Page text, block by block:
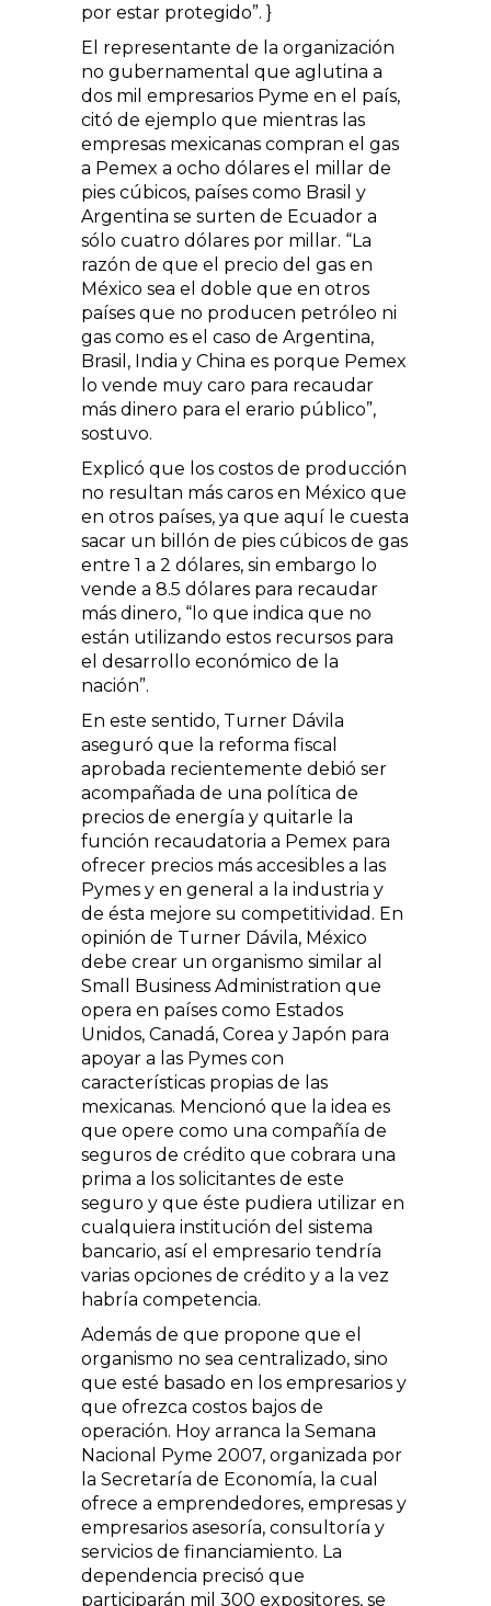
por estar protegido”. }
El representante de la organización
no gubernamental que aglutina a
dos mil empresarios Pyme en el país,
citó de ejemplo que mientras las
empresas mexicanas compran el gas
a Pemex a ocho dólares el millar de
pies cúbicos, países como Brasil y
Argentina se surten de Ecuador a
sólo cuatro dólares por millar. “La
razón de que el precio del gas en
México sea el doble que en otros
países que no producen petróleo ni
gas como es el caso de Argentina,
Brasil, India y China es porque Pemex
lo vende muy caro para recaudar
más dinero para el erario público”,
sostuvo.
Explicó que los costos de producción
no resultan más caros en México que
en otros países, ya que aquí le cuesta
sacar un billón de pies cúbicos de gas
entre 1 a 2 dólares, sin embargo lo
vende a 8.5 dólares para recaudar
más dinero, “lo que indica que no
están utilizando estos recursos para
el desarrollo económico de la
nación”.
En este sentido, Turner Dávila
aseguró que la reforma fiscal
aprobada recientemente debió ser
acompañada de una política de
precios de energía y quitarle la
función recaudatoria a Pemex para
ofrecer precios más accesibles a las
Pymes y en general a la industria y
de ésta mejore su competitividad. En
opinión de Turner Dávila, México
debe crear un organismo similar al
Small Business Administration que
opera en países como Estados
Unidos, Canadá, Corea y Japón para
apoyar a las Pymes con
características propias de las
mexicanas. Mencionó que la idea es
que opere como una compañía de
seguros de crédito que cobrara una
prima a los solicitantes de este
seguro y que éste pudiera utilizar en
cualquiera institución del sistema
bancario, así el empresario tendría
varias opciones de crédito y a la vez
habría competencia.
Además de que propone que el
organismo no sea centralizado, sino
que esté basado en los empresarios y
que ofrezca costos bajos de
operación. Hoy arranca la Semana
Nacional Pyme 2007, organizada por
la Secretaría de Economía, la cual
ofrece a emprendedores, empresas y
empresarios asesoría, consultoría y
servicios de financiamiento. La
dependencia precisó que
participarán mil 300 expositores, se